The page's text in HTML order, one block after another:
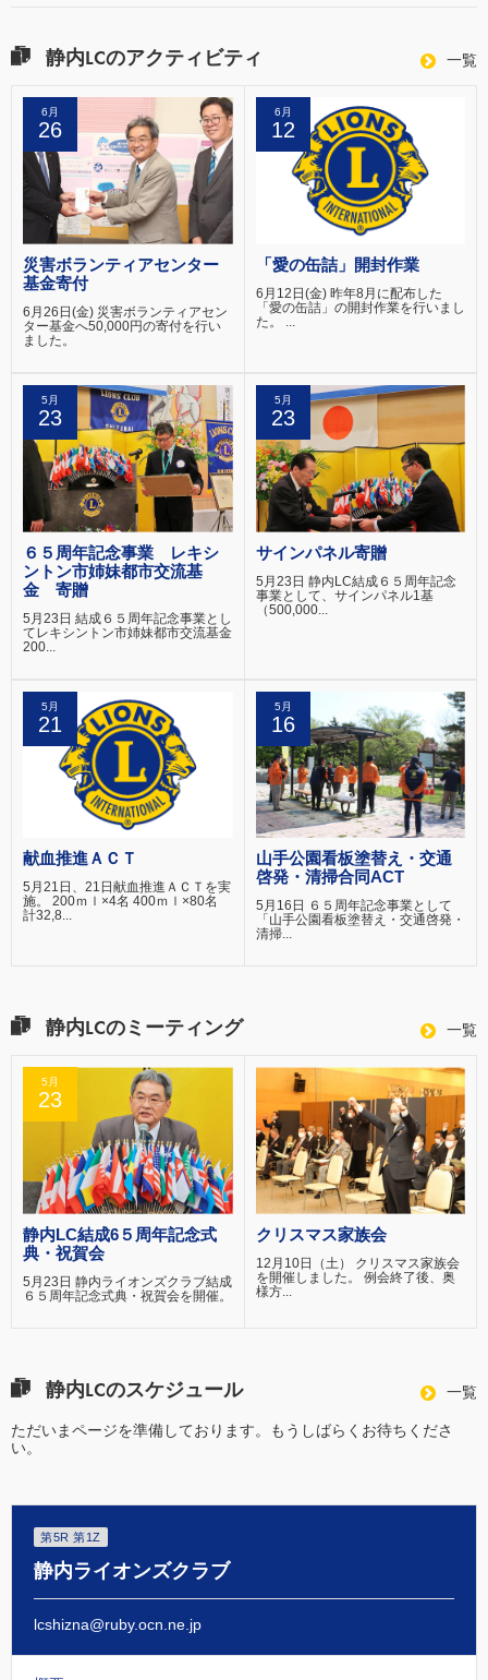
か
静内LCのアクティビティ 一覧
6月
26
災害ボランティアセンター
基金寄付
6月26日(金) 災害ボランティアセン
ター基金へ50,000円の寄付を行い
ました。
6月
12
「愛の缶詰」開封作業
6月12日(金) 昨年8月に配布した
「愛の缶詰」の開封作業を行いまし
た。 ...
5月
23
６５周年記念事業 レキシ
ントン市姉妹都市交流基
金 寄贈
5月23日 結成６５周年記念事業とし
てレキシントン市姉妹都市交流基金
200...
5月
23
サインパネル寄贈
5月23日 静内LC結成６５周年記念
事業として、サインパネル1基
（500,000...
5月
21
献血推進ＡＣＴ
5月21日、21日献血推進ＡＣＴを実
施。 200ｍｌ×4名 400ｍｌ×80名
計32,8...
5月
16
山手公園看板塗替え・交通
啓発・清掃合同ACT
5月16日 ６５周年記念事業として
「山手公園看板塗替え・交通啓発・
清掃...
静内LCのミーティング 一覧
5月
23
静内LC結成6５周年記念式
典・祝賀会
5月23日 静内ライオンズクラブ結成
６５周年記念式典・祝賀会を開催。
クリスマス家族会
12月10日（土） クリスマス家族会
を開催しました。 例会終了後、奥
様方...
静内LCのスケジュール 一覧
ただいまページを準備しております。もうしばらくお待ちくださ
い。
第5R 第1Z
静内ライオンズクラブ
lcshizna@ruby.ocn.ne.jp